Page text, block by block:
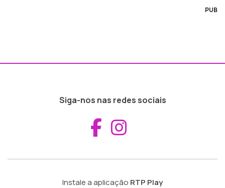
PUB
Siga-nos nas redes sociais
Aceder ao
Instale a aplicação RTP Play